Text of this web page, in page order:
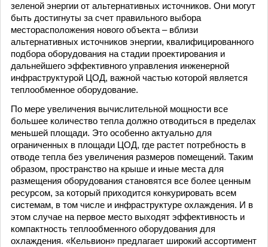
зеленой энергии от альтернативных источников. Они могут
быть достигнуты за счет правильного выбора
месторасположения нового объекта – вблизи
альтернативных источников энергии, квалифицированного
подбора оборудования на стадии проектирования и
дальнейшего эффективного управления инженерной
инфраструктурой ЦОД, важной частью которой является
теплообменное оборудование.
По мере увеличения вычислительной мощности все
большее количество тепла должно отводиться в пределах
меньшей площади. Это особенно актуально для
ограниченных в площади ЦОД, где растет потребность в
отводе тепла без увеличения размеров помещений. Таким
образом, пространство на крыше и иные места для
размещения оборудования становятся все более ценным
ресурсом, за который приходится конкурировать всем
системам, в том числе и инфраструктуре охлаждения. И в
этом случае на первое место выходят эффективность и
компактность теплообменного оборудования для
охлаждения. «Кельвион» предлагает широкий ас­сортимент